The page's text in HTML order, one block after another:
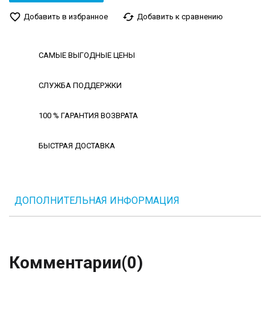
favorite_border Добавить в избранное cached Добавить к сравнению
САМЫЕ ВЫГОДНЫЕ ЦЕНЫ
СЛУЖБА ПОДДЕРЖКИ
100 % ГАРАНТИЯ ВОЗВРАТА
БЫСТРАЯ ДОСТАВКА
ДОПОЛНИТЕЛЬНАЯ ИНФОРМАЦИЯ
Комментарии(0)